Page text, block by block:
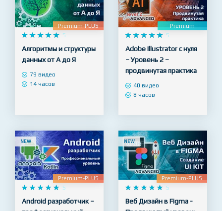
NEW
Premium-PLUS
    
     5
Алгоритмы и структуры
данных от А до Я
NEW
Premium
   
   
Adobe Illustrator с нуля
– Уровень 2 –
продвинутая практика
NEW
Premium-PLUS
NEW
Premium-PLUS